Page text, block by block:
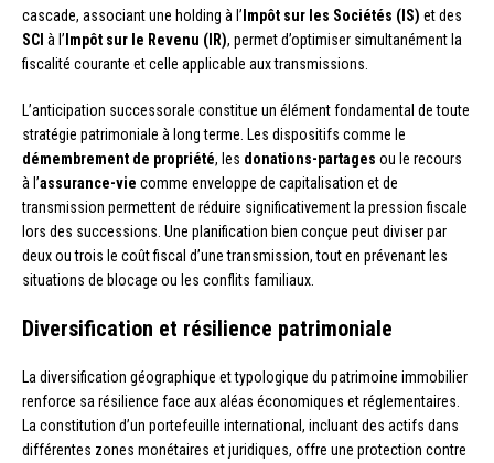
cascade, associant une holding à l’Impôt sur les Sociétés (IS) et des
SCI à l’Impôt sur le Revenu (IR), permet d’optimiser simultanément la
fiscalité courante et celle applicable aux transmissions.
L’anticipation successorale constitue un élément fondamental de toute
stratégie patrimoniale à long terme. Les dispositifs comme le
démembrement de propriété, les donations-partages ou le recours
à l’assurance-vie comme enveloppe de capitalisation et de
transmission permettent de réduire significativement la pression fiscale
lors des successions. Une planification bien conçue peut diviser par
deux ou trois le coût fiscal d’une transmission, tout en prévenant les
situations de blocage ou les conflits familiaux.
Diversification et résilience patrimoniale
La diversification géographique et typologique du patrimoine immobilier
renforce sa résilience face aux aléas économiques et réglementaires.
La constitution d’un portefeuille international, incluant des actifs dans
différentes zones monétaires et juridiques, offre une protection contre